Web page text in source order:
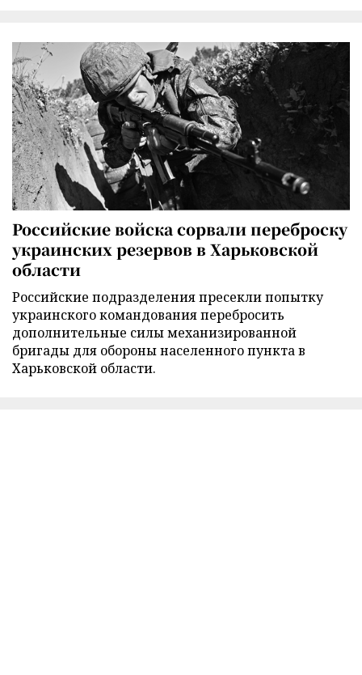
Российские войска сорвали переброску
украинских резервов в Харьковской
области
Российские подразделения пресекли попытку
украинского командования перебросить
дополнительные силы механизированной
бригады для обороны населенного пункта в
Харьковской области.